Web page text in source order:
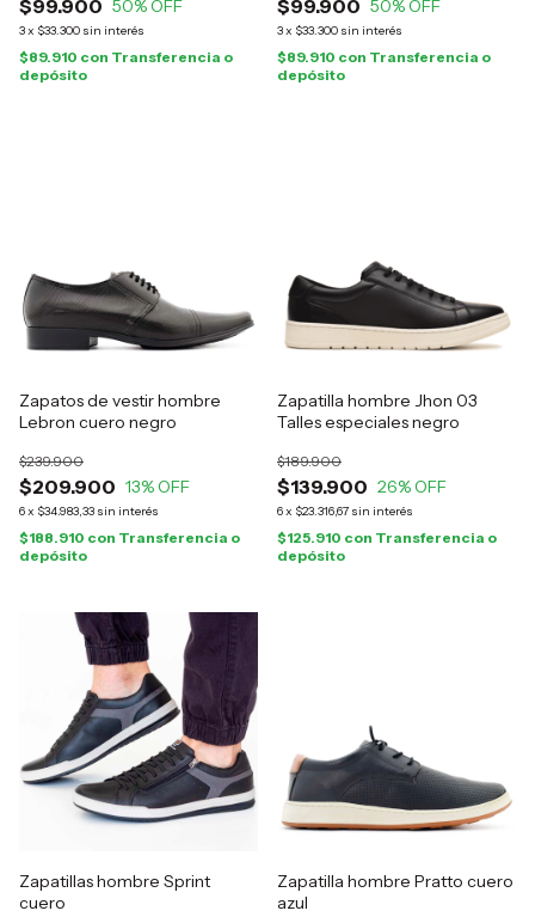
$99.900 50% OFF
3x $33.300 sin interés
$89.910 con Transferencia o
depósito
$99.900 50% OFF
3x $33.300 sin interés
$89.910 con Transferencia o
depósito
Zapatos de vestir hombre
Lebron cuero negro
$209.900
$239.900
13% OFF
6x $34.983,33 sin interés
$188.910 con Transferencia o
depósito
Zapatilla hombre Jhon 03
Talles especiales negro
$139.900
$189.900
26% OFF
6x $23.316,67 sin interés
$125.910 con Transferencia o
depósito
Zapatillas hombre Sprint
cuero
Zapatilla hombre Pratto cuero
azul